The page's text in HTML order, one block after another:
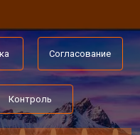
Согласование
Контроль